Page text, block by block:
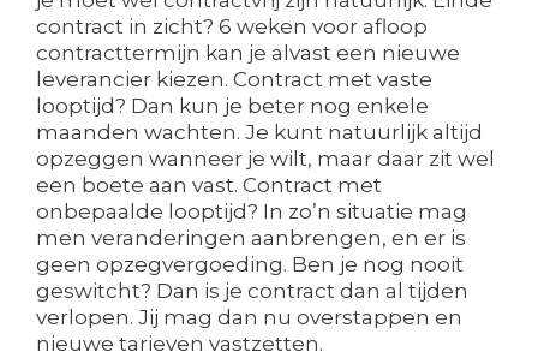
contract in zicht? 6 weken voor afloop
contracttermijn kan je alvast een nieuwe
leverancier kiezen. Contract met vaste
looptijd? Dan kun je beter nog enkele
maanden wachten. Je kunt natuurlijk altijd
opzeggen wanneer je wilt, maar daar zit wel
een boete aan vast. Contract met
onbepaalde looptijd? In zo’n situatie mag
men veranderingen aanbrengen, en er is
geen opzegvergoeding. Ben je nog nooit
geswitcht? Dan is je contract dan al tijden
verlopen. Jij mag dan nu overstappen en
nieuwe tarieven vastzetten.